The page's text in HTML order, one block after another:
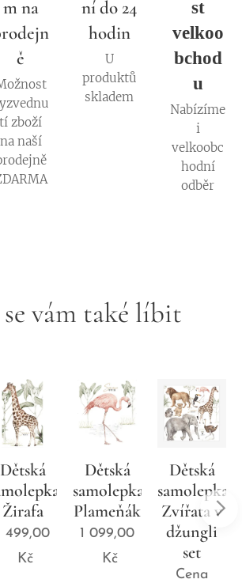
m na
ě
tí zboží
na naší
ní do 24
hodin
U
produktů
skladem
st
velkoo
bchod
u
Nabízíme
i
velkoobc
hodní
odběr
vám také líbit
Dětská
Žirafa
499,00
Kč
Dětská
samolepka
Plameňák
1 099,00
Kč
Dětská
samolepka
Zvířata v
džungli
set
Cena